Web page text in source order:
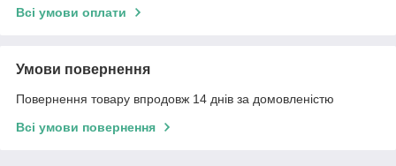
Всі умови оплати
Умови повернення
Повернення товару впродовж 14 днів за домовленістю
Всі умови повернення